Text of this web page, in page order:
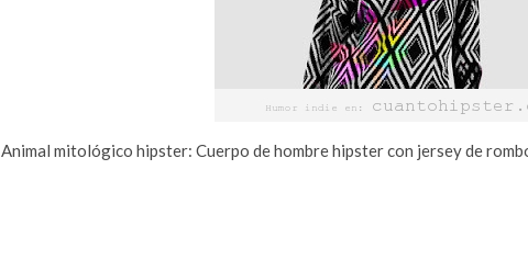
Animal mitológico hipster: Cuerpo de hombre hipster con jersey de